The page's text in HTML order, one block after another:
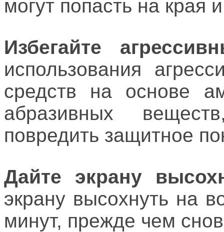
могут попасть на края
Избегайте
использования
средств на основе
абразивных
повредить защитное
Дайте экрану
экрану высохнуть на
минут, прежде чем